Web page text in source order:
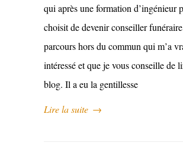
qui après une formation d’ingénieur
choisit de devenir conseiller
parcours hors du commun qui m’a
intéressé et que je vous conseille de
blog. Il a eu la gentillesse
Lire la suite →